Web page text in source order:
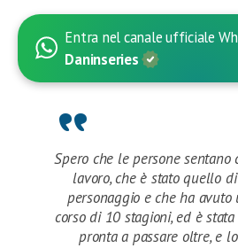
Entra nel canale ufficiale
Daninseries
Spero che le persone
lavoro, che è stato quello
personaggio e che ha avuto
corso di 10 stagioni, ed è
pronta a passare oltre, e lo